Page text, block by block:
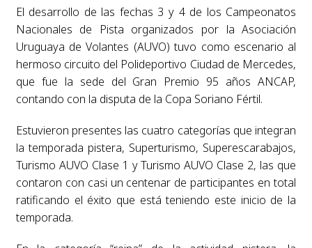
El desarrollo de las fechas 3 y 4 de los Campeonatos
Nacionales de Pista organizados por la Asociación
Uruguaya de Volantes (AUVO) tuvo como escenario al
hermoso circuito del Polideportivo Ciudad de Mercedes,
que fue la sede del Gran Premio 95 años ANCAP,
contando con la disputa de la Copa Soriano Fértil.
Estuvieron presentes las cuatro categorías que integran
la temporada pistera, Superturismo, Superescarabajos,
Turismo AUVO Clase 1 y Turismo AUVO Clase 2, las que
contaron con casi un centenar de participantes en total
ratificando el éxito que está teniendo este inicio de la
temporada.